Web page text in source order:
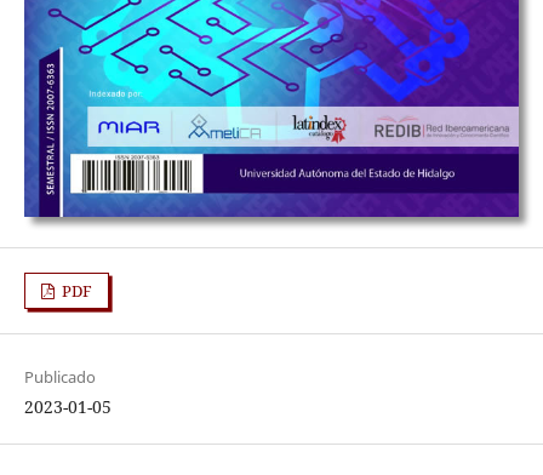
PDF
Publicado
2023-01-05